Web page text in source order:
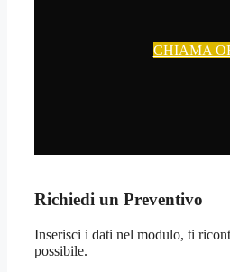
CHIAMA
Richiedi un Preventivo
Inserisci i dati nel modulo, ti
possibile.